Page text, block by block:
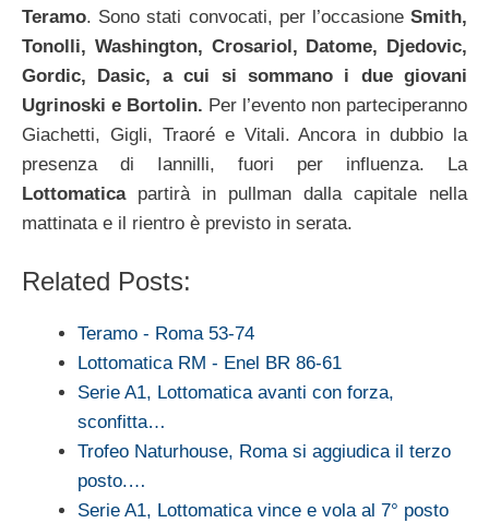
Teramo. Sono stati convocati, per l’occasione Smith,
Tonolli, Washington, Crosariol, Datome, Djedovic,
Gordic, Dasic, a cui si sommano i due giovani
Ugrinoski e Bortolin. Per l’evento non parteciperanno
Giachetti, Gigli, Traoré e Vitali. Ancora in dubbio la
presenza di Iannilli, fuori per influenza. La
Lottomaticapartirà in pullman dalla capitale nella
mattinata e il rientro è previsto in serata.
Related Posts:
Teramo - Roma 53-74
Lottomatica RM - Enel BR 86-61
Serie A1, Lottomatica avanti con forza,
sconfitta…
Trofeo Naturhouse, Roma si aggiudica il terzo
posto.…
Serie A1, Lottomatica vince e vola al 7° posto